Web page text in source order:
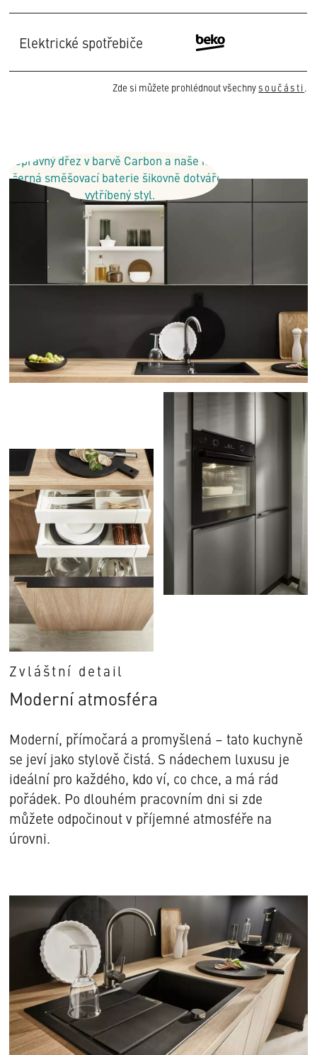
Elektrické spotřebiče
Zde si můžete prohlédnout všechnysoučásti.
Správný dřez v barvě Carbon a naše nová
černá směšovací baterie šikovně dotvářejí
vytříbený styl.
Zvláštní detail
Moderní atmosféra
Moderní, přímočará a promyšlená – tato kuchyně
se jeví jako stylově čistá. S nádechem luxusu je
ideální pro každého, kdo ví, co chce, a má rád
pořádek. Po dlouhém pracovním dni si zde
můžete odpočinout v příjemné atmosféře na
úrovni.